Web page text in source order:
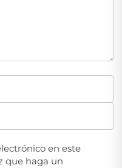
en este
que haga un